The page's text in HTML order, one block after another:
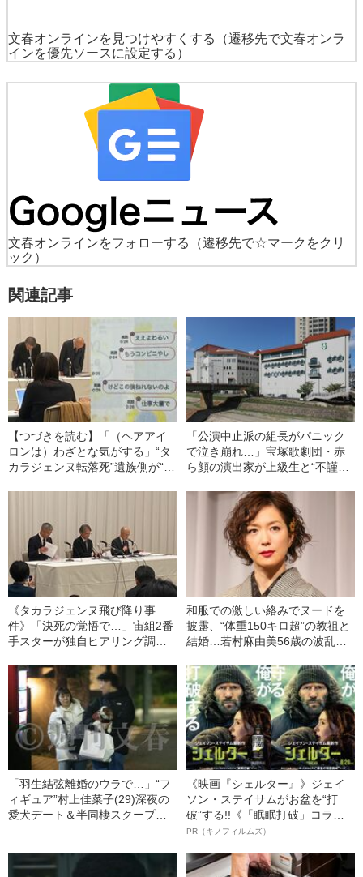
文春オンラインを見つけやすくする
（遷移先で文春オンラ
インを優先ソースに設定する）
文春オンラインをフォローする
（遷移先で☆マークをクリ
ック）
関連記事
【つづきを読む】「（ヘアアイ
ロンは）わざとな気がする」“タ
カラジェンヌ転落死”遺族側が“上
「公演中止派の組長がパニック
で泣き崩れ…」宝塚歌劇団・赤
ら顔の演出家が上級生と“不謹
カラジェンヌ飛び降り事件真相
《タカラジェンヌ飛び降り事
件》「決死の覚悟で…」宙組2番
手スターが独自ヒアリング調
書を提出していた
和服での激しい絡みでヌードを
披露、“体重150キロ超”の教祖と
結婚…若村麻由美56歳の波乱万
「羽生結弦離婚のウラで…」“フ
ィギュア”村上佳菜子(29)深夜の
愛犬デート＆半同棲スクープ撮
《映画『シェルター』》ジェイ
ソン・ステイサムがお盆を“打
破”する!!《「眠眠打破」コラ
ボ》
PR（キノフィルムズ）